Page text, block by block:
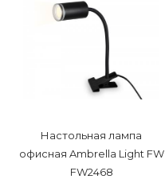
Настольная лампа
офисная Ambrella Light FW
FW2468